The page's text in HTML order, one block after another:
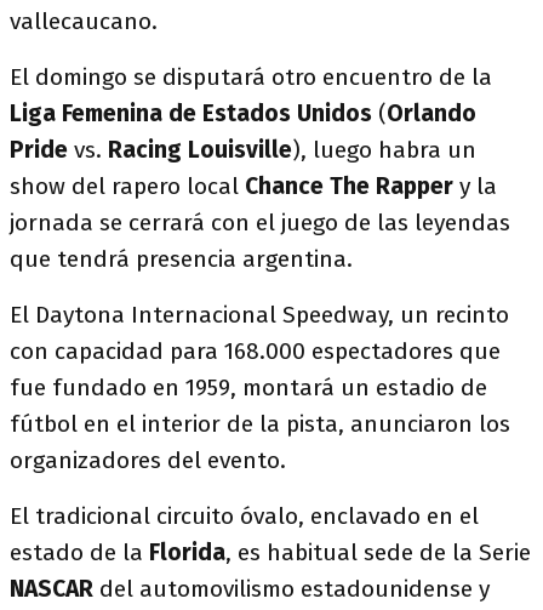
vallecaucano.
El domingo se disputará otro encuentro de la
Liga Femenina de Estados Unidos (Orlando
Pride vs. Racing Louisville), luego habra un
show del rapero local Chance The Rapper y la
jornada se cerrará con el juego de las leyendas
que tendrá presencia argentina.
El Daytona Internacional Speedway, un recinto
con capacidad para 168.000 espectadores que
fue fundado en 1959, montará un estadio de
fútbol en el interior de la pista, anunciaron los
organizadores del evento.
El tradicional circuito óvalo, enclavado en el
estado de la Florida, es habitual sede de la Serie
NASCAR del automovilismo estadounidense y